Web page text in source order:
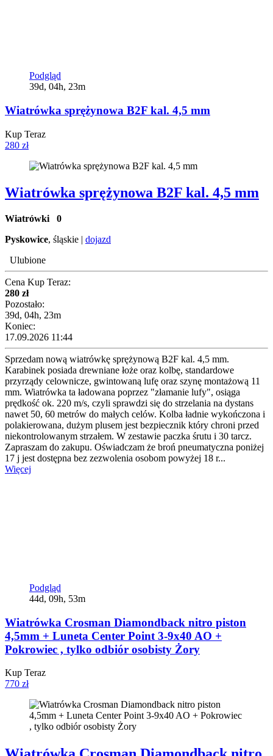
Podgląd
39d, 04h, 23m
Wiatrówka sprężynowa B2F kal. 4,5 mm
Kup Teraz
280 zł
Wiatrówka sprężynowa B2F kal. 4,5 mm
Wiatrówki 0
Pyskowice, śląskie | dojazd
Ulubione
Cena Kup Teraz:
280 zł
Pozostało:
39d, 04h, 23m
Koniec:
17.09.2026 11:44
Sprzedam nową wiatrówkę sprężynową B2F kal. 4,5 mm.
Karabinek posiada drewniane łoże oraz kolbę, standardowe
przyrządy celownicze, gwintowaną lufę oraz szynę montażową 11
mm. Wiatrówka ta ładowana poprzez "złamanie lufy", osiąga
prędkość ok. 220 m/s, czyli sprawdzi się do strzelania na dystans
nawet 50, 60 metrów do małych celów. Kolba ładnie wykończona i
polakierowana, dużym plusem jest bezpiecznik który chroni przed
niekontrolowanym strzałem. W zestawie paczka śrutu i 30 tarcz.
Zapraszam do zakupu. Oświadczam że broń pneumatyczna poniżej
17 j jest dostępna bez zezwolenia osobom powyżej 18 r...
Więcej
Podgląd
44d, 09h, 53m
Wiatrówka Crosman Diamondback nitro piston
4,5mm + Luneta Center Point 3-9x40 AO +
Pokrowiec , tylko odbiór osobisty Żory
Kup Teraz
770 zł